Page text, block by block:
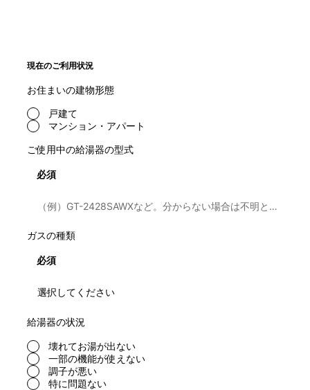
戸建て
マンション・アパート
お住まいの建物形態
現在のご利用状況
必須
ご使用中の給湯器の型式
ガスの種類
必須
壊れてお湯が出ない
一部の機能が使えない
調子が悪い
特に問題ない
給湯器の状況